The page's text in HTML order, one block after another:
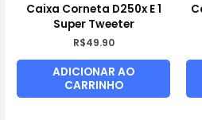
Caixa Corneta D250x E 1
Super Tweeter
R$49.90
ADICIONAR AO
CARRINHO